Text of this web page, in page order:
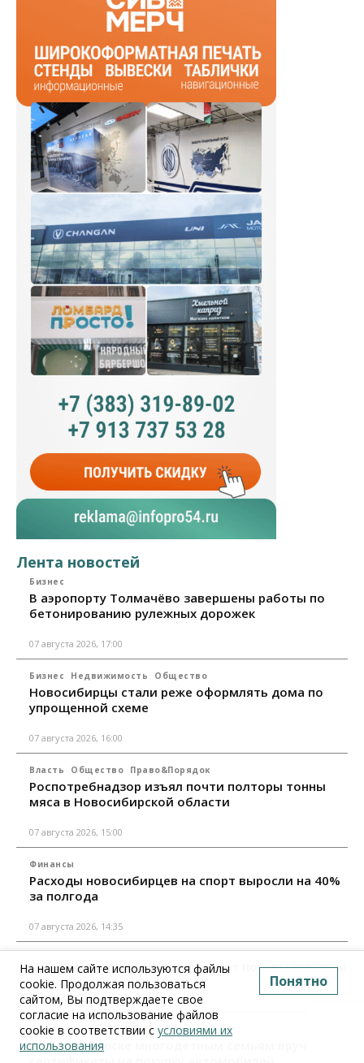
Лента новостей
Бизнес
В аэропорту Толмачёво завершены работы по
бетонированию рулежных дорожек
07 августа 2026, 17:00
Бизнес Недвижимость Общество
Новосибирцы стали реже оформлять дома по
упрощенной схеме
07 августа 2026, 16:00
Власть Общество Право&Порядок
Роспотребнадзор изъял почти полторы тонны
мяса в Новосибирской области
07 августа 2026, 15:00
Финансы
Расходы новосибирцев на спорт выросли на 40%
за полгода
07 августа 2026, 14:35
Сибирские аграрии увеличивают посевы горчицы
07 августа 2026, 14:00
Власть
В Новосибирске многодетным семьям вручили
На нашем сайте используются файлы
cookie. Продолжая пользоваться
сайтом, Вы подтверждаете свое
согласие на использование файлов
cookie в соответствии с условиями их
использования
Понятно